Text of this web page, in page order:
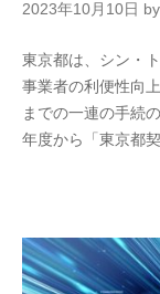
2023年10月10日 by
東京都は、シン・
事業者の利便性向
までの一連の手続
年度から「東京都